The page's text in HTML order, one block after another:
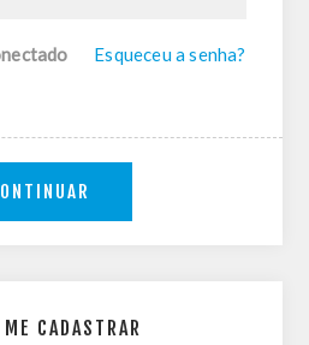
ME CADASTRAR
Esqueceu a senha?